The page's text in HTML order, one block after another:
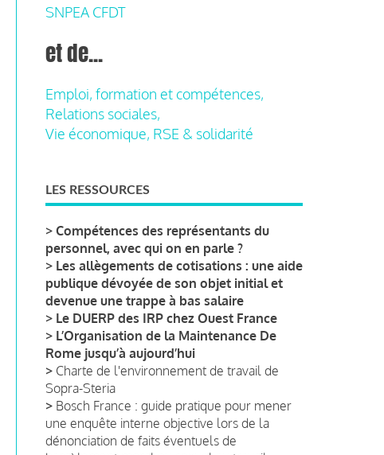
SNPEA CFDT
et de...
Emploi, formation et compétences,
Relations sociales,
Vie économique, RSE & solidarité
LES RESSOURCES
> Compétences des représentants du
personnel, avec qui on en parle ?
> Les allègements de cotisations : une aide
publique dévoyée de son objet initial et
devenue une trappe à bas salaire
> Le DUERP des IRP chez Ouest France
> L’Organisation de la Maintenance De
Rome jusqu’à aujourd’hui
> Charte de l'environnement de travail de
Sopra-Steria
> Bosch France : guide pratique pour mener
une enquête interne objective lors de la
dénonciation de faits éventuels de